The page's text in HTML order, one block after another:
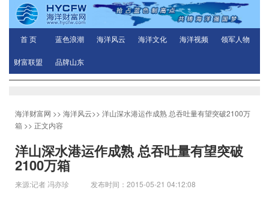
首 页 蓝色浪潮 海洋风云 海洋文化 海洋视频 领军人物
财富联盟 品牌山东
海洋财富网 >> 海洋风云>> 洋山深水港运作成熟 总吞吐量有望突破2100万
箱 >> 正文内容
洋山深水港运作成熟 总吞吐量有望突破
2100万箱
来源:记者 冯亦珍 发布时间：2015-05-21 04:12:08